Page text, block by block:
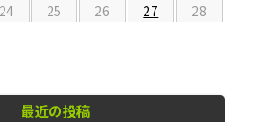
24 25 26 27
28
最近の投稿